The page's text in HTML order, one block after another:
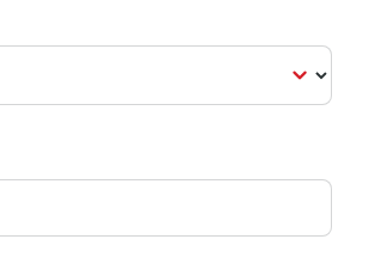
(Schweißstutzen und Gewinde)